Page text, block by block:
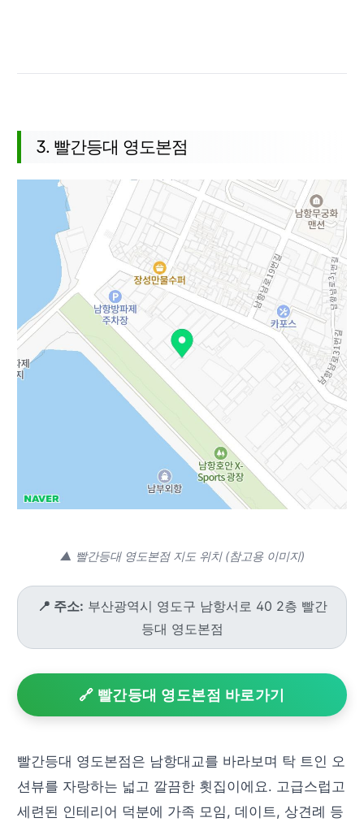
3. 빨간등대 영도본점
▲ 빨간등대 영도본점 지도 위치 (참고용 이미지)
📍 주소: 부산광역시 영도구 남항서로 40 2층 빨간
등대 영도본점
🔗 빨간등대 영도본점 바로가기
빨간등대 영도본점은 남항대교를 바라보며 탁 트인 오
션뷰를 자랑하는 넓고 깔끔한 횟집이에요. 고급스럽고
세련된 인테리어 덕분에 가족 모임, 데이트, 상견례 등